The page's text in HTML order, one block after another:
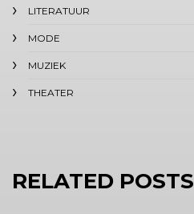
LITERATUUR
MODE
MUZIEK
THEATER
RELATED POSTS